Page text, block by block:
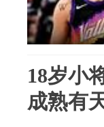
18岁小
成熟有